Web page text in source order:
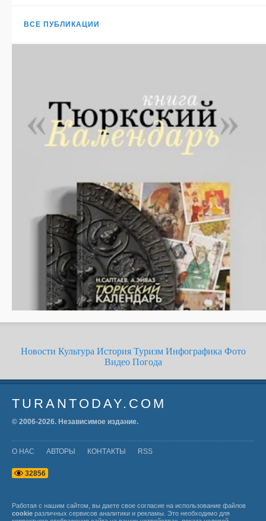
ВСЕ ПУБЛИКАЦИИ
Новости Культура История Туризм Инфографика Фото
Видео Погода
TURANTODAY.COM
© 2006-2026. Независимое издание.
О НАС АВТОРЫ КОНТАКТЫ RSS
32856
Работая с нашим сайтом, вы даете свое согласие на использование файлов
cookie различных сервисов аналитики и рекламы. Это необходимо для